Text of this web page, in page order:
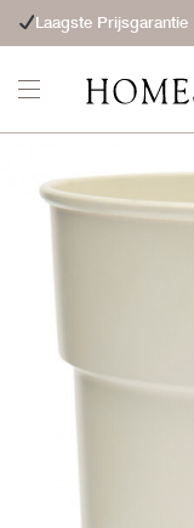
Laagste Prijsgarantie